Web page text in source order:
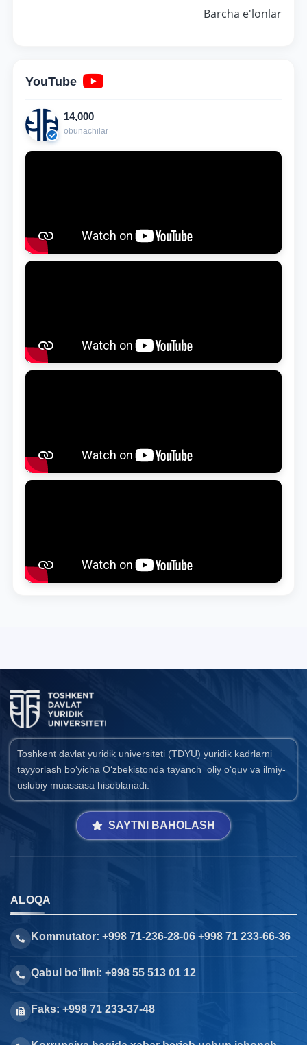
Barcha e'lonlar
YouTube
14,000
obunachilar
Toshkent davlat yuridik universiteti (TDYU) yuridik kadrlarni
tayyorlash bo‘yicha O‘zbekistonda tayanch oliy o‘quv va ilmiy-
uslubiy muassasa hisoblanadi.
SAYTNI BAHOLASH
ALOQA
Kommutator: +998 71-236-28-06 +998 71 233-66-36
Qabul bo‘limi: +998 55 513 01 12
Faks: +998 71 233-37-48